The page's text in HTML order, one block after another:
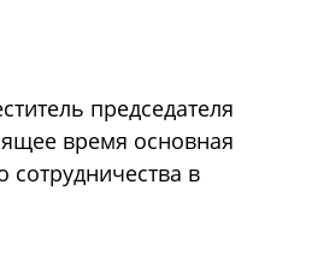
председателя
время основная
сотрудничества в